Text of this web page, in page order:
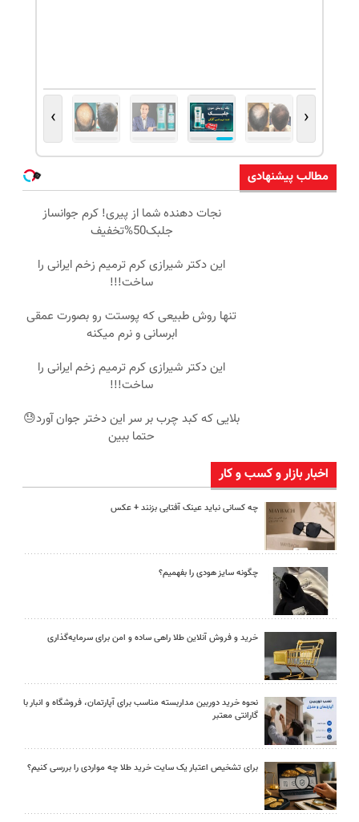
‹
›
مطالب پیشنهادی
نجات دهنده شما از پیری! کرم جوانساز
جلبک50%تخفیف
این دکتر شیرازی کرم ترمیم زخم ایرانی را
ساخت!!!
تنها روش طبیعی که پوستت رو بصورت عمقی
ابرسانی و نرم میکنه
این دکتر شیرازی کرم ترمیم زخم ایرانی را
ساخت!!!
بلایی که کبد چرب بر سر این دختر جوان آورد😓
حتما ببین
اخبار بازار و کسب و کار
چه کسانی نباید عینک آفتابی بزنند + عکس
چگونه سایز هودی را بفهمیم؟
خرید و فروش آنلاین طلا راهی ساده و امن برای سرمایه‌گذاری
نحوه خرید دوربین مداربسته مناسب برای آپارتمان، فروشگاه و انبار با
گارانتی معتبر
برای تشخیص اعتبار یک سایت خرید طلا چه مواردی را بررسی کنیم؟